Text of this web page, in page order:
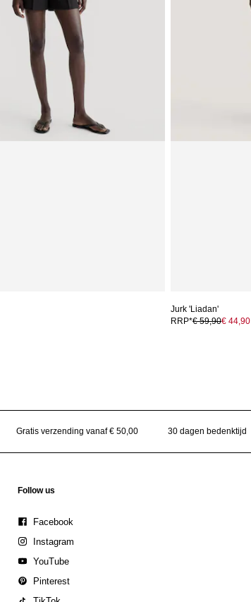
Jurk 'Liadan'
RRP*€ 59,90€ 44,90
Gratis verzending vanaf € 50,00 30 dagen bedenktijd
Follow us
Facebook
Instagram
YouTube
Pinterest